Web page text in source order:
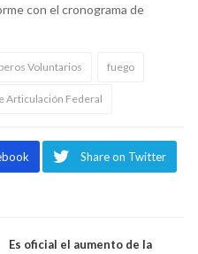
con el cronograma de
Voluntarios fuego
Articulación Federal
Share on Twitter
Es oficial el aumento de la